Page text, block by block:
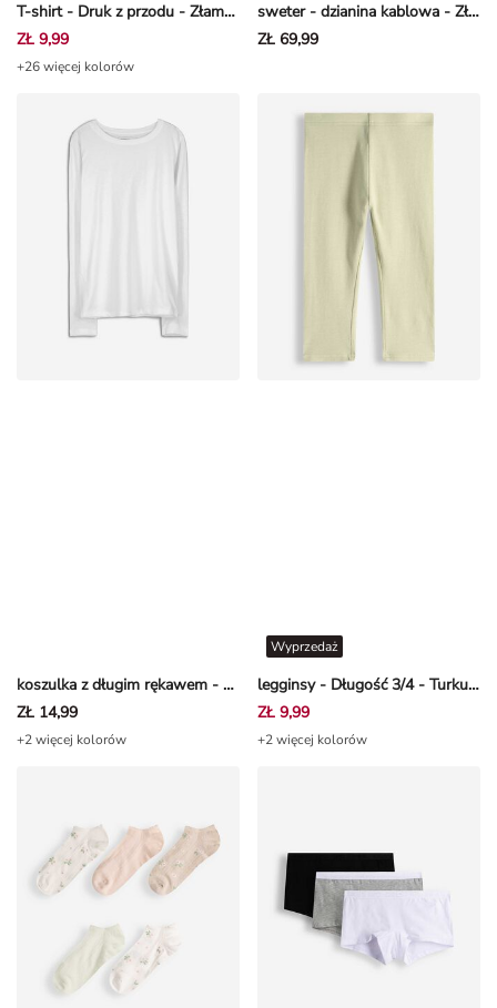
T-shirt - Druk z przodu - Złamana biel
ZŁ 9,99
+26 więcej kolorów
sweter - dzianina kablowa - Złamana biel
ZŁ 69,99
koszulka z długim rękawem - Podstawowy - bialy
ZŁ 14,99
+2 więcej kolorów
legginsy - Długość 3/4 - Turkusowy
Wyprzedaż
ZŁ 9,99
+2 więcej kolorów